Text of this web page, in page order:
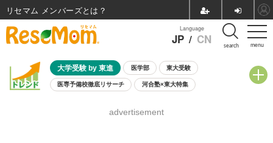
menu
Language
JP / CN search
大学受験 by 東進 医学部 東大受験
医専予備校徹底リサーチ 河合塾×東大特集
8月開催学校説明会・相談会
advertisement
リセマム メンバーズ